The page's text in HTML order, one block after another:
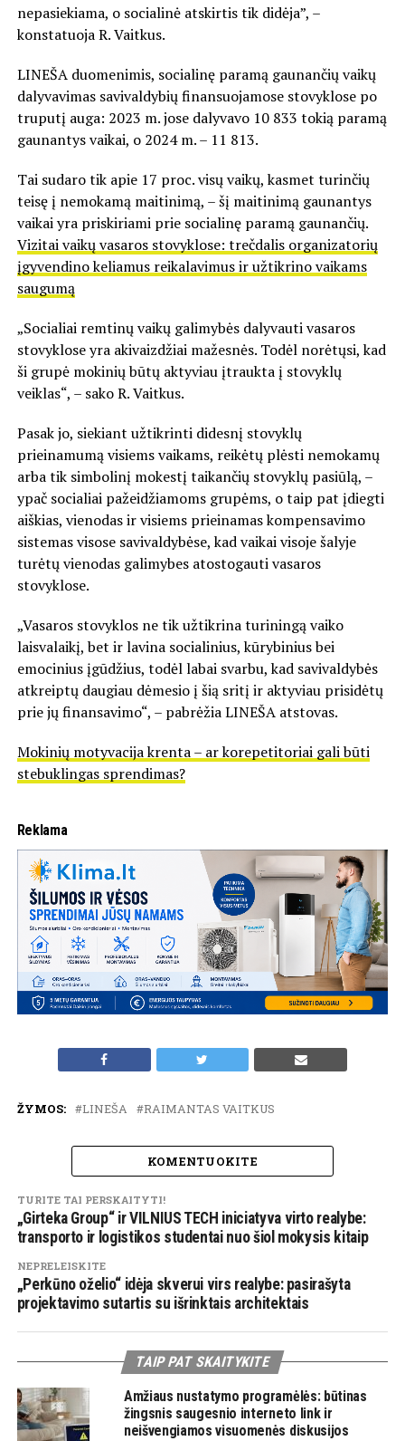
nepasiekiama, o socialinė atskirtis tik didėja”, –
konstatuoja R. Vaitkus.
LINEŠA duomenimis, socialinę paramą gaunančių vaikų
dalyvavimas savivaldybių finansuojamose stovyklose po
truputį auga: 2023 m. jose dalyvavo 10 833 tokią paramą
gaunantys vaikai, o 2024 m. – 11 813.
Tai sudaro tik apie 17 proc. visų vaikų, kasmet turinčių
teisę į nemokamą maitinimą, – šį maitinimą gaunantys
vaikai yra priskiriami prie socialinę paramą gaunančių.
Vizitai vaikų vasaros stovyklose: trečdalis organizatorių
įgyvendino keliamus reikalavimus ir užtikrino vaikams
saugumą
„Socialiai remtinų vaikų galimybės dalyvauti vasaros
stovyklose yra akivaizdžiai mažesnės. Todėl norėtųsi, kad
ši grupė mokinių būtų aktyviau įtraukta į stovyklų
veiklas“, – sako R. Vaitkus.
Pasak jo, siekiant užtikrinti didesnį stovyklų
prieinamumą visiems vaikams, reikėtų plėsti nemokamų
arba tik simbolinį mokestį taikančių stovyklų pasiūlą, –
ypač socialiai pažeidžiamoms grupėms, o taip pat įdiegti
aiškias, vienodas ir visiems prieinamas kompensavimo
sistemas visose savivaldybėse, kad vaikai visoje šalyje
turėtų vienodas galimybes atostogauti vasaros
stovyklose.
„Vasaros stovyklos ne tik užtikrina turiningą vaiko
laisvalaikį, bet ir lavina socialinius, kūrybinius bei
emocinius įgūdžius, todėl labai svarbu, kad savivaldybės
atkreiptų daugiau dėmesio į šią sritį ir aktyviau prisidėtų
prie jų finansavimo“, – pabrėžia LINEŠA atstovas.
Mokinių motyvacija krenta – ar korepetitoriai gali būti
stebuklingas sprendimas?
Reklama
ŽYMOS: LINEŠA RAIMANTAS VAITKUS
KOMENTUOKITE
TURITE TAI PERSKAITYTI!
„Girteka Group“ ir VILNIUS TECH iniciatyva virto realybe:
transporto ir logistikos studentai nuo šiol mokysis kitaip
NEPRELEISKITE
„Perkūno oželio“ idėja skverui virs realybe: pasirašyta
projektavimo sutartis su išrinktais architektais
TAIP PAT SKAITYKITE
Amžiaus nustatymo programėlės: būtinas
žingsnis saugesnio interneto link ir
neišvengiamos visuomenės diskusijos